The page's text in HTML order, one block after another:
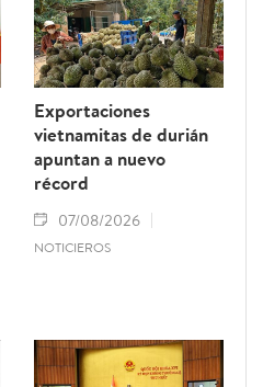
Exportaciones
vietnamitas de durián
apuntan a nuevo
récord
07/08/2026
NOTICIEROS